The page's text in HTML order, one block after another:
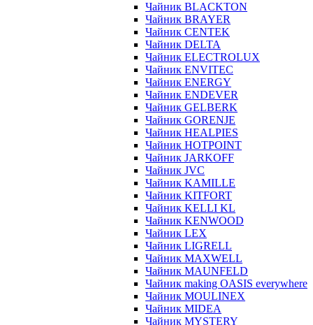
Чайник BLACKTON
Чайник BRAYER
Чайник CENTEK
Чайник DELTA
Чайник ELECTROLUX
Чайник ENVITEC
Чайник ENERGY
Чайник ENDEVER
Чайник GELBERK
Чайник GORENJE
Чайник HEALPIES
Чайник HOTPOINT
Чайник JARKOFF
Чайник JVC
Чайник KAMILLE
Чайник KITFORT
Чайник KELLI KL
Чайник KENWOOD
Чайник LEX
Чайник LIGRELL
Чайник MAXWELL
Чайник MAUNFELD
Чайник making OASIS everywhere
Чайник MOULINEX
Чайник MIDEA
Чайник MYSTERY